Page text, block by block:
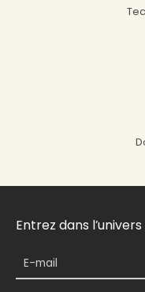
Entrez dans
E-mail